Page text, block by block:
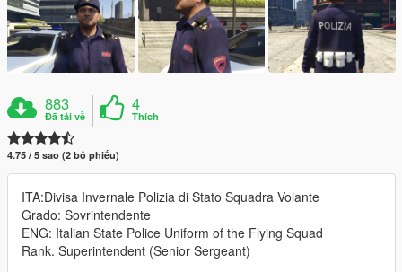
883
Đã tải về
4
Thích
4.75 / 5 sao (2 bỏ phiếu)
ITA:Divisa Invernale Polizia di Stato Squadra Volante
Grado: Sovrintendente
ENG: Italian State Police Uniform of the Flying Squad
Rank. Superintendent (Senior Sergeant)